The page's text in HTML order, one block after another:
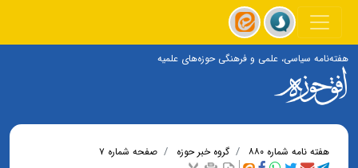
هفته‌نامه سیاسی، علمی و فرهنگی حوزه‌های علمیه
هفته نامه شماره ۸۸۰ گروه خبر حوزه صفحه شماره ۷